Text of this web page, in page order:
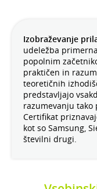
Izobraževanje
udeležba
popolnim
praktičen in
teoretičnih
predstavljajo
razumevanju tako
Certifikat
kot so Samsung,
številni drugi.